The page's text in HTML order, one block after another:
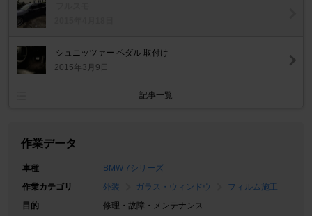
シュニッツァー ペダル 取付け
2015年3月9日
記事一覧
作業データ
車種
BMW 7シリーズ
作業カテゴリ
外装 ガラス・ウィンドウ
フィルム施工
目的
修理・故障・メンテナンス